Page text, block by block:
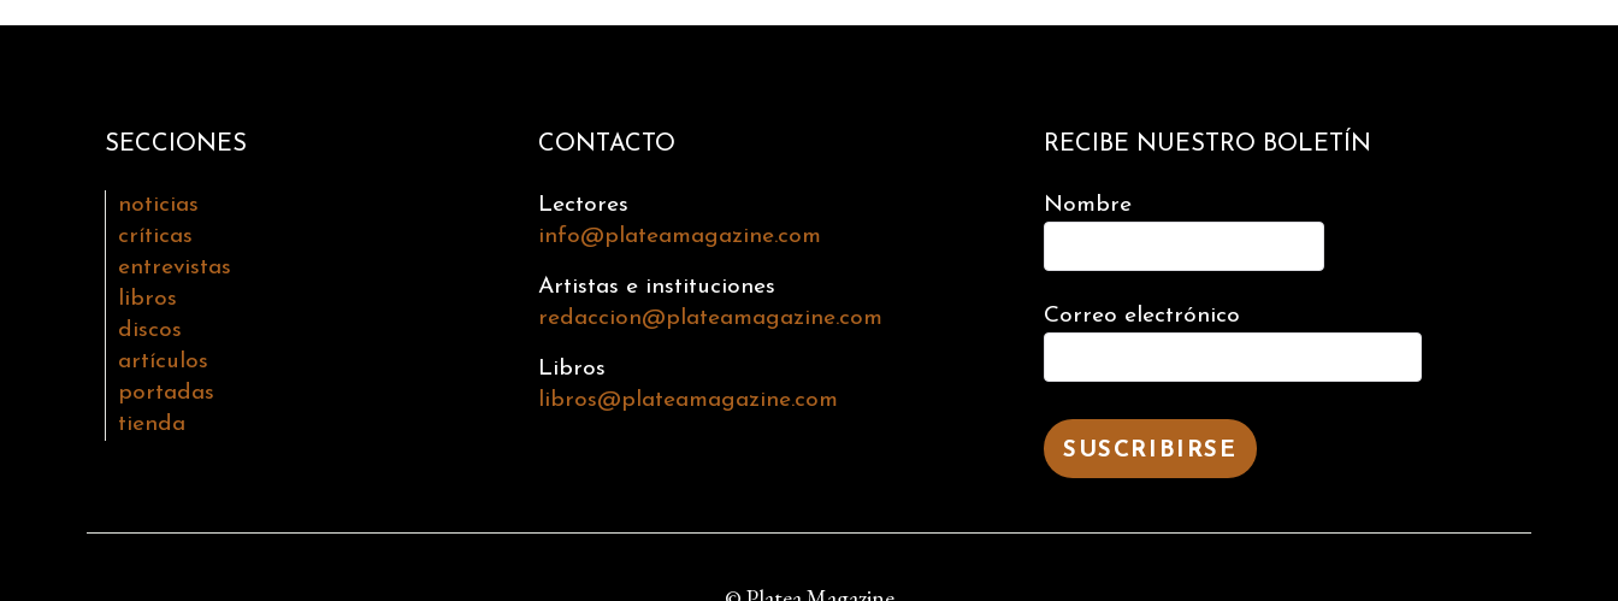
SECCIONES
noticias
críticas
entrevistas
libros
discos
artículos
portadas
tienda
CONTACTO
Lectores
info@plateamagazine.com
Artistas e instituciones
redaccion@plateamagazine.com
Libros
libros@plateamagazine.com
RECIBE NUESTRO BOLETÍN
Nombre
Correo electrónico